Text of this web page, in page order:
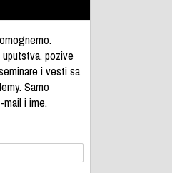
pozive
i vesti sa
Samo
i ime.